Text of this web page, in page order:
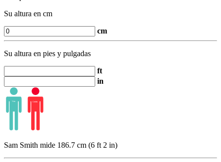
Su altura en cm
cm
Su altura en pies y pulgadas
ft
in
Sam Smith mide 186.7 cm (6 ft 2 in)